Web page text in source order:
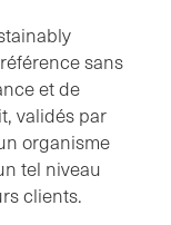
sans
et de
validés par
organisme
tel niveau
clients.